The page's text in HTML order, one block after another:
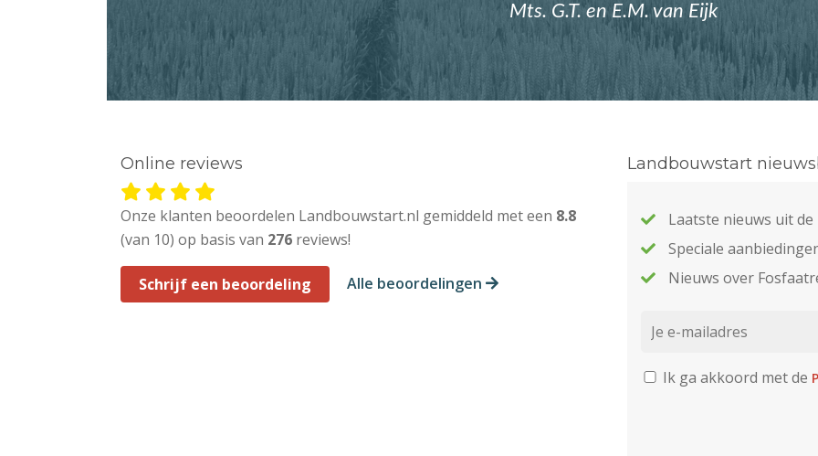
Mts. G.T. en E.M. van Eijk
Online reviews
Onze klanten beoordelen Landbouwstart.nl gemiddeld met een 8.8
(van 10) op basis van 276 reviews!
Schrijf een beoordeling Alle beoordelingen
Landbouwstart
Laatste nieuws uit
Speciale
Nieuws over
Ik ga akkoord met de